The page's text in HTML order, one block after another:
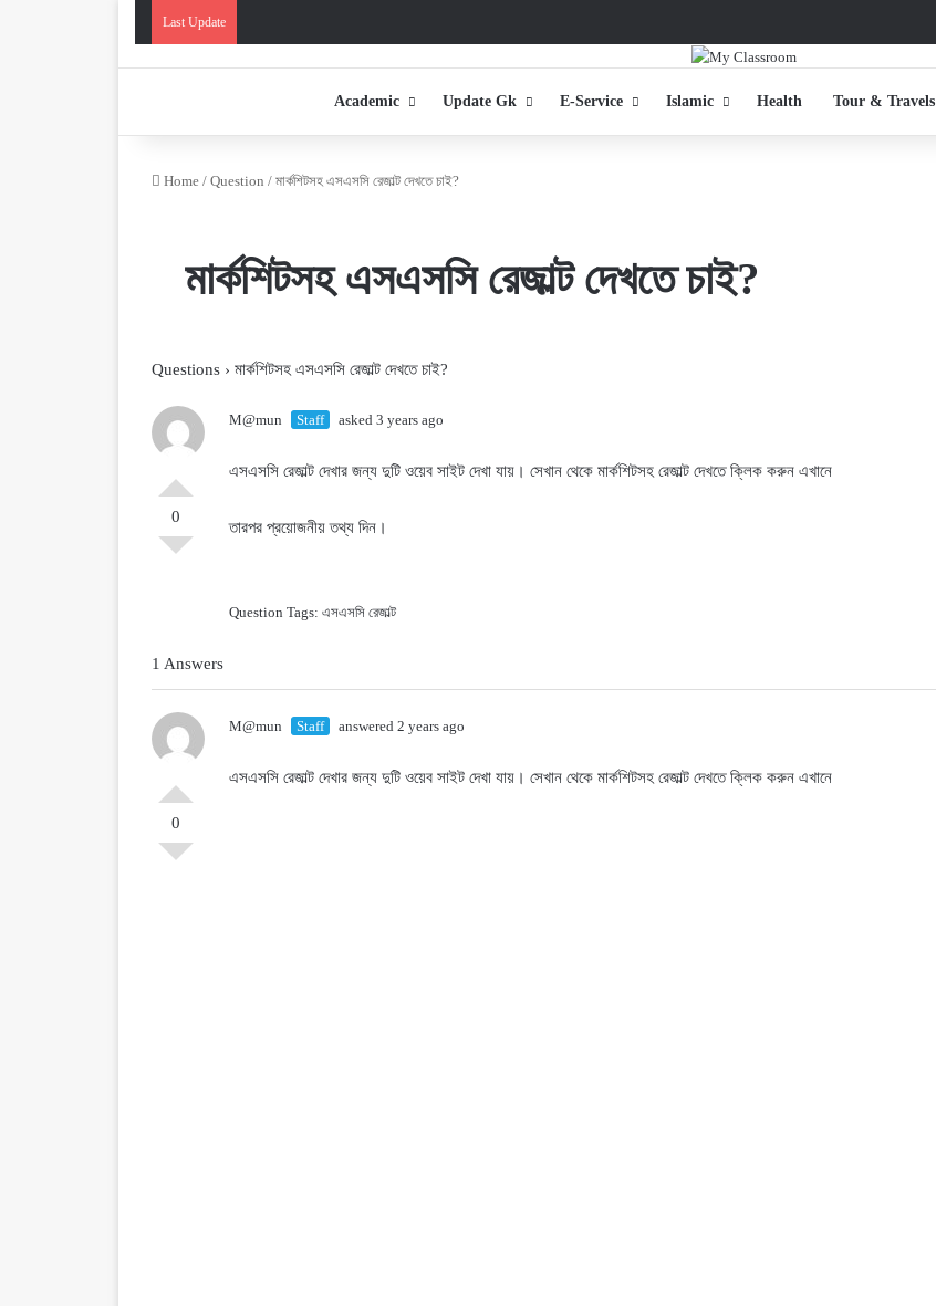
Last Update
Academic Update Gk E-Service Islamic Health Tour & Travels
Home / Question / মার্কশিটসহ এসএসসি রেজাল্ট দেখতে চাই?
মার্কশিটসহ এসএসসি রেজাল্ট দেখতে চাই?
Questions › মার্কশিটসহ এসএসসি রেজাল্ট দেখতে চাই?
0
M@mun Staff asked 3 years ago
এসএসসি রেজাল্ট দেখার জন্য দুটি ওয়েব সাইট দেখা যায়। সেখান থেকে মার্কশিটসহ রেজাল্ট দেখতে ক্লিক করুন এখানে
তারপর প্রয়োজনীয় তথ্য দিন।
Question Tags: এসএসসি রেজাল্ট
1 Answers
0
M@mun Staff answered 2 years ago
এসএসসি রেজাল্ট দেখার জন্য দুটি ওয়েব সাইট দেখা যায়। সেখান থেকে মার্কশিটসহ রেজাল্ট দেখতে ক্লিক করুন এখানে